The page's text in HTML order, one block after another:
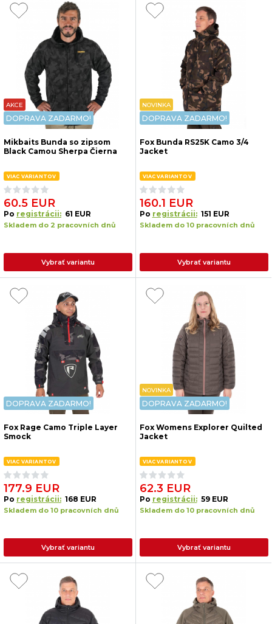
AKCE
DOPRAVA ZADARMO!
Mikbaits Bunda so zipsom
Black Camou Sherpa Čierna
VIAC VARIANTOV
60.5 EUR
Po registrácii: 61 EUR
Skladem do 2 pracovních dnů
Vybrať variantu
NOVINKA
DOPRAVA ZADARMO!
Fox Bunda RS25K Camo 3/4
Jacket
VIAC VARIANTOV
160.1 EUR
Po registrácii: 151 EUR
Skladem do 10 pracovních dnů
Vybrať variantu
DOPRAVA ZADARMO!
Fox Rage Camo Triple Layer
Smock
VIAC VARIANTOV
177.9 EUR
Po registrácii: 168 EUR
Skladem do 10 pracovních dnů
Vybrať variantu
NOVINKA
DOPRAVA ZADARMO!
Fox Womens Explorer Quilted
Jacket
VIAC VARIANTOV
62.3 EUR
Po registrácii: 59 EUR
Skladem do 10 pracovních dnů
Vybrať variantu